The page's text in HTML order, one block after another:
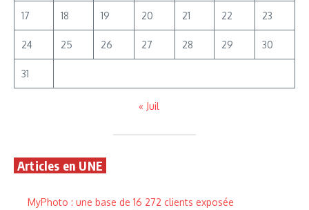
17 18 19 20 21 22 23
24 25 26 27 28 29 30
31
« Juil
Articles en UNE
MyPhoto : une base de 16 272 clients exposée